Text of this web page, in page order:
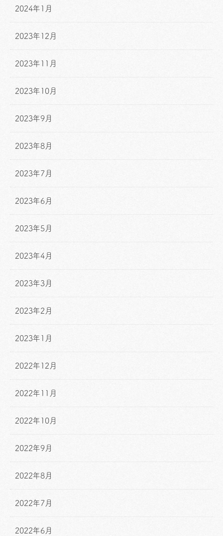
2024年1月
2023年12月
2023年11月
2023年10月
2023年9月
2023年8月
2023年7月
2023年6月
2023年5月
2023年4月
2023年3月
2023年2月
2023年1月
2022年12月
2022年11月
2022年10月
2022年9月
2022年8月
2022年7月
2022年6月